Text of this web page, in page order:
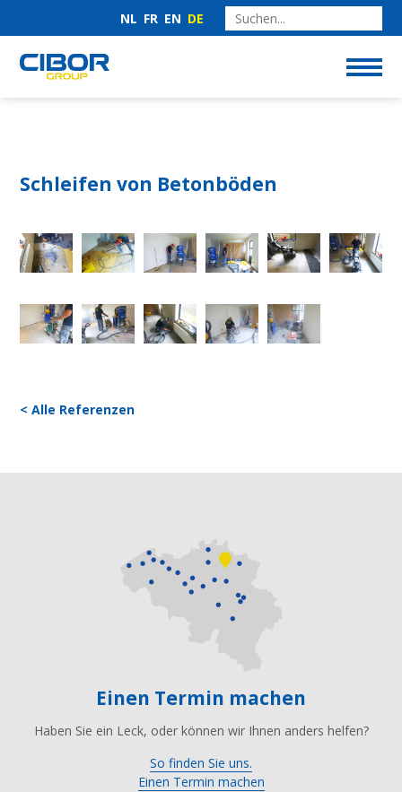
NL FR EN DE
Schleifen von Betonböden
< Alle Referenzen
Einen Termin machen
Haben Sie ein Leck, oder können wir Ihnen anders helfen?
So finden Sie uns.
Einen Termin machen